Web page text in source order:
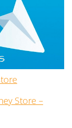
Store –